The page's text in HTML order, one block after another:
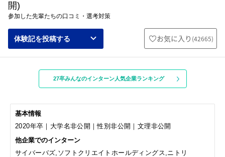
開)
参加した先輩たちの口コミ・選考対策
体験記を投稿する お気に入り (42665)
27卒みんなのインターン人気企業ランキング
基本情報
2020年卒｜大学名非公開｜性別非公開｜文理非公開
他企業でのインターン
サイバーバズ,ソフトクリエイトホールディングス,ニトリ